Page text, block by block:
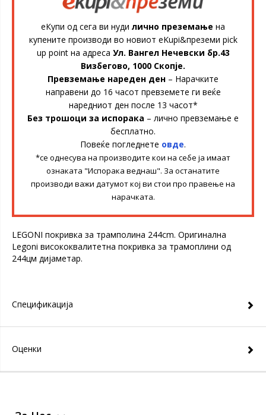
еКупи од сега ви нуди лично преземање на
купените производи во новиот eKupi&преземи pick
up point на адреса Ул. Вангел Нечевски бр.43
Визбегово, 1000 Скопје.
Превземање нареден ден – Нарачките
направени до 16 часот превземете ги веќе
наредниот ден после 13 часот*
Без трошоци за испорака – лично превземање е
бесплатно.
Повеќе погледнете овде.
*се однесува на производите кои на себе ја имаат
ознаката "Испорака веднаш". За останатите
производи важи датумот кој ви стои про правење на
нарачката.
LEGONI покривка за трамполина 244cm. Оригинална
Legoni висококвалитетна покривка за трамоплини од
244цм дијаметар.
Спецификација
Оценки